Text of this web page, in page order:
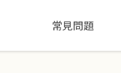
常見問題